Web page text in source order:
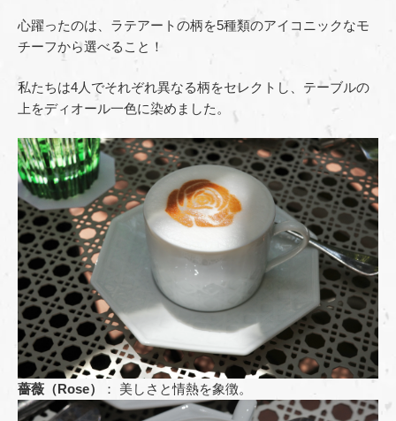
心躍ったのは、ラテアートの柄を5種類のアイコニックなモ
チーフから選べること！
私たちは4人でそれぞれ異なる柄をセレクトし、テーブルの
上をディオール一色に染めました。
薔薇（Rose） ： 美しさと情熱を象徴。